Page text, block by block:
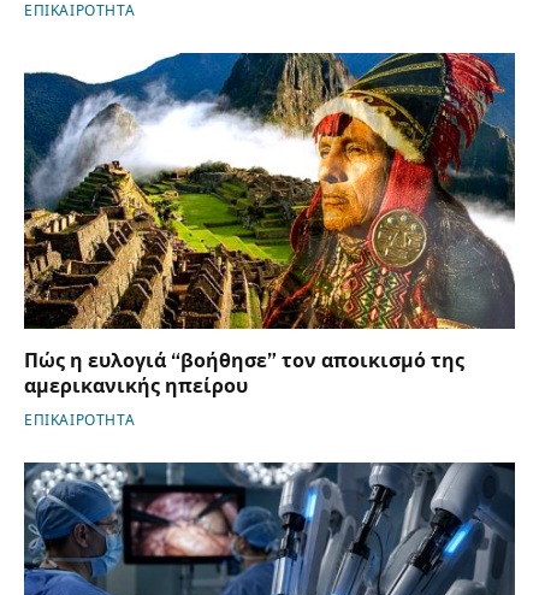
ΕΠΙΚΑΙΡΟΤΗΤΑ
Πώς η ευλογιά “βοήθησε” τον αποικισμό της
αμερικανικής ηπείρου
ΕΠΙΚΑΙΡΟΤΗΤΑ